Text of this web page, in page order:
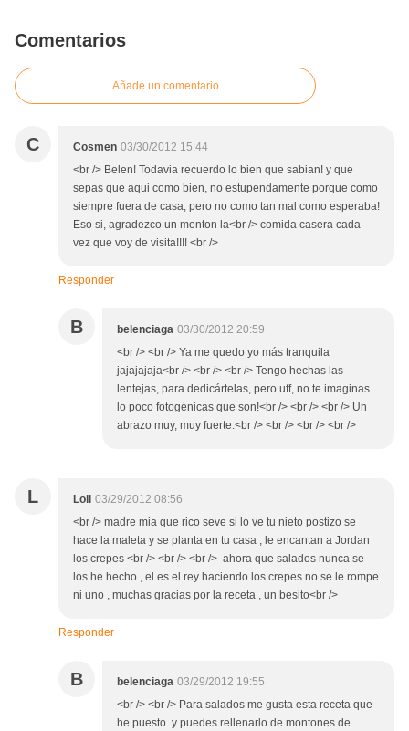
Comentarios
Añade un comentario
C Cosmen 03/30/2012 15:44
<br /> Belen! Todavia recuerdo lo bien que sabian! y que
sepas que aqui como bien, no estupendamente porque como
siempre fuera de casa, pero no como tan mal como esperaba!
Eso si, agradezco un monton la<br /> comida casera cada
vez que voy de visita!!!! <br />
Responder
B belenciaga 03/30/2012 20:59
<br /> <br /> Ya me quedo yo más tranquila
jajajajaja<br /> <br /> <br /> Tengo hechas las
lentejas, para dedicártelas, pero uff, no te imaginas
lo poco fotogénicas que son!<br /> <br /> <br /> Un
abrazo muy, muy fuerte.<br /> <br /> <br /> <br />
L Loli 03/29/2012 08:56
<br /> madre mia que rico seve si lo ve tu nieto postizo se
hace la maleta y se planta en tu casa , le encantan a Jordan
los crepes <br /> <br /> <br /> ahora que salados nunca se
los he hecho , el es el rey haciendo los crepes no se le rompe
ni uno , muchas gracias por la receta , un besito<br />
Responder
B belenciaga 03/29/2012 19:55
<br /> <br /> Para salados me gusta esta receta que
he puesto. y puedes rellenarlo de montones de